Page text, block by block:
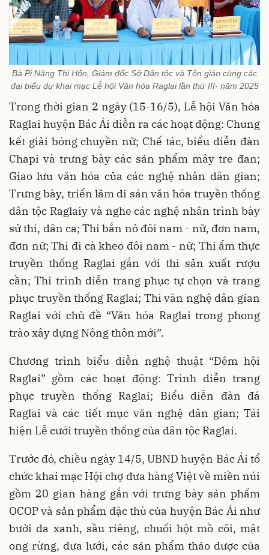
Bà Pi Năng Thị Hốn, Giám đốc Sở Dân tộc và Tôn giáo cùng các
đại biểu dự khai mạc Lễ hội Văn hóa Raglai lần thứ III- năm 2025
Trong thời gian 2 ngày (15-16/5), Lễ hội Văn hóa
Raglai huyện Bác Ái diễn ra các hoạt động: Chung
kết giải bóng chuyền nữ; Chế tác, biểu diễn đàn
Chapi và trưng bày các sản phẩm mây tre đan;
Giao lưu văn hóa của các nghệ nhân dân gian;
Trưng bày, triển lãm di sản văn hóa truyền thống
dân tộc Raglaiy và nghe các nghệ nhân trình bày
sử thi, dân ca; Thi bắn nỏ đôi nam - nữ, đơn nam,
đơn nữ; Thi đi cà kheo đôi nam - nữ; Thi ẩm thực
truyền thống Raglai gắn với thi sản xuất rượu
cần; Thi trình diễn trang phục tự chọn và trang
phục truyền thống Raglai; Thi văn nghệ dân gian
Raglai với chủ đề “Văn hóa Raglai trong phong
trào xây dựng Nông thôn mới”.
Chương trình biểu diễn nghệ thuật “Đêm hội
Raglai” gồm các hoạt động: Trình diễn trang
phục truyền thống Raglai; Biểu diễn đàn đá
Raglai và các tiết mục văn nghệ dân gian; Tái
hiện Lễ cưới truyền thống của dân tộc Raglai.
Trước đó, chiều ngày 14/5, UBND huyện Bác Ái tổ
chức khai mạc Hội chợ đưa hàng Việt về miền núi
gồm 20 gian hàng gắn với trưng bày sản phẩm
OCOP và sản phẩm đặc thù của huyện Bác Ái như
bưởi da xanh, sầu riêng, chuối hột mồ côi, mật
ong rừng, dưa lưới, các sản phẩm thảo dược của